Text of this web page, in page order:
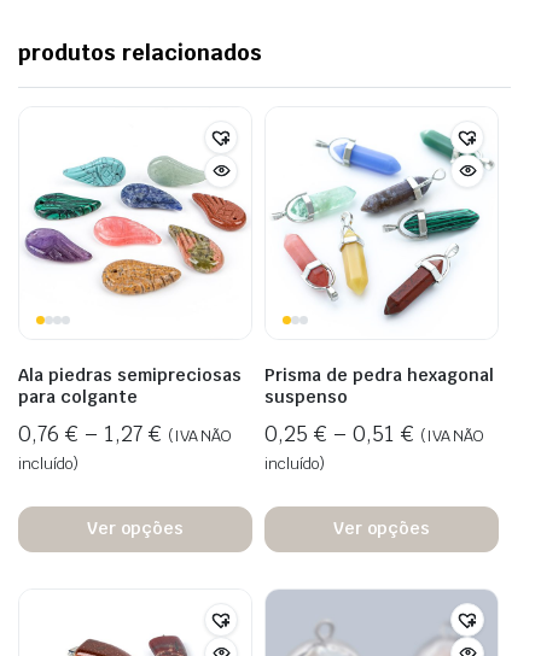
produtos relacionados
Ala piedras semipreciosas
para colgante
0,76 € – 1,27 € (IVA NÃO
incluído)
Ver opções
Prisma de pedra hexagonal
suspenso
0,25 € – 0,51 € (IVA NÃO
incluído)
Ver opções